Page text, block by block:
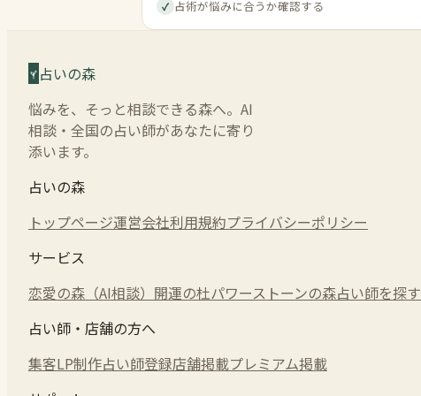
✓ 占術が悩みに合うか確認する
占いの森
悩みを、そっと相談できる森へ。AI
相談・全国の占い師があなたに寄り
添います。
占いの森
トップページ運営会社利用規約プライバシーポリシー
サービス
恋愛の森（AI相談） 開運の杜パワーストーンの森占い師を探す
占い師・店舗の方へ
集客LP制作占い師登録店舗掲載プレミアム掲載